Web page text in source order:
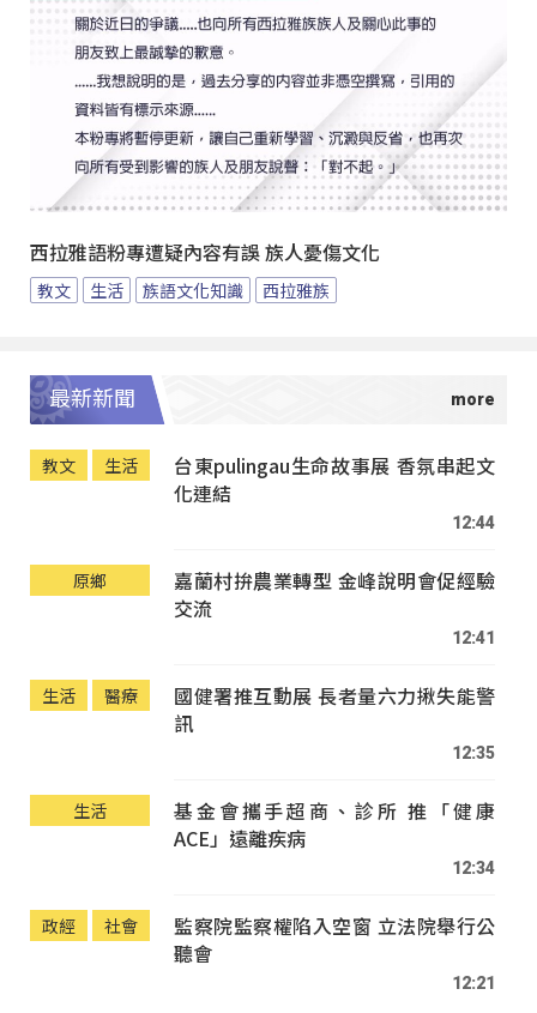
西拉雅語粉專遭疑內容有誤 族人憂傷文化
教文 生活 族語文化知識 西拉雅族
最新新聞
教文 生活
台東pulingau生命故事展 香氛串起文
化連結
12:44
原鄉
嘉蘭村拚農業轉型 金峰說明會促經驗
交流
12:41
生活 醫療
國健署推互動展 長者量六力揪失能警
訊
12:35
生活
基金會攜手超商、診所 推「健康
ACE」遠離疾病
12:34
政經 社會
監察院監察權陷入空窗 立法院舉行公
聽會
12:21